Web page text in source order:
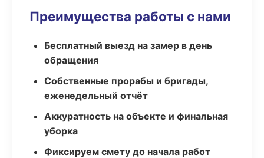
Преимущества работы с нами
Бесплатный выезд на замер в день
обращения
Собственные прорабы и бригады,
еженедельный отчёт
Аккуратность на объекте и финальная
уборка
Фиксируем смету до начала работ